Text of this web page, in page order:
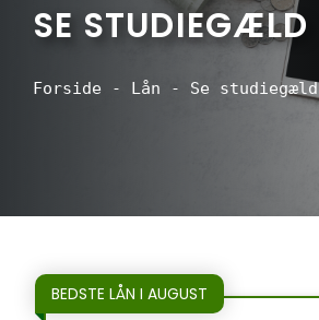
SE STUDIEGÆLD
Forside - Lån - Se studiegæld
BEDSTE LÅN I AUGUST